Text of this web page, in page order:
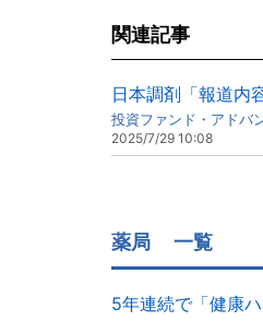
関連記事
日本調剤「報道内
投資ファンド・アドバ
2025/7/29 10:08
薬局 一覧
5年連続で「健康